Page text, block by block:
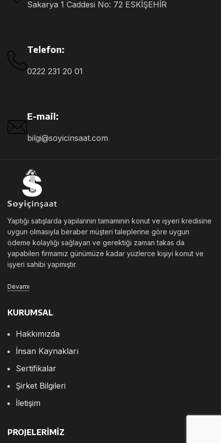
Sakarya 1 Caddesi No: 72 ESKİŞEHİR
Telefon:
0222 231 20 01
E-mail:
bilgi@soyicinsaat.com
Yaptığı satışlarda yapılarının tamamının konut ve işyeri kredisine
uygun olmasıyla beraber müşteri taleplerine göre uygun
ödeme kolaylığı sağlayan ve gerektiği zaman takas da
yapabilen firmamız günümüze kadar yüzlerce kişiyi konut ve
işyeri sahibi yapmıştır.
Devamı
KURUMSAL
Hakkımızda
İnsan Kaynakları
Sertifikalar
Şirket Bilgileri
İletişim
PROJELERİMİZ